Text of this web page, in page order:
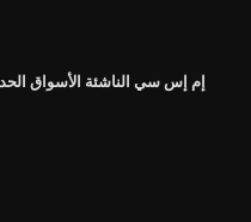
إم إس سي الناشئة الأسواق